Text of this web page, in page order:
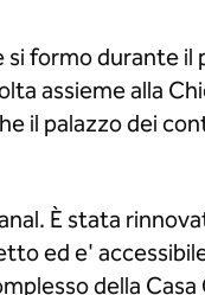
formo durante
assieme alla
il palazzo dei
È stata
ed e'
della